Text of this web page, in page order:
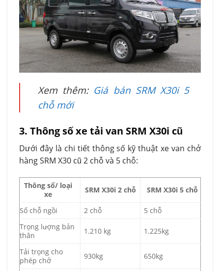
Xem thêm: Giá bán SRM X30i 5
chỗ mới
3. Thông số xe tải van SRM X30i cũ
Dưới đây là chi tiết thông số kỹ thuật xe van chở
hàng SRM X30 cũ 2 chỗ và 5 chỗ:
Thông số/ loại
xe
SRM X30i 2 chỗ SRM X30i 5 chỗ
Số chỗ ngồi 2 chỗ
5 chỗ
Trọng lượng bản
thân
1.210 kg 1.225kg
Tải trọng cho
phép chở
930kg 650kg